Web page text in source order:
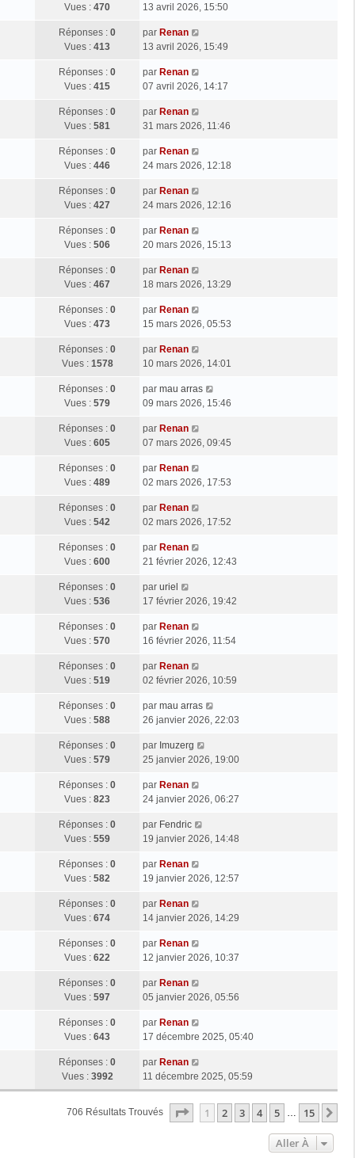
Vues : 470
13 avril 2026, 15:50
Réponses : 0
Vues : 413
par Renan
13 avril 2026, 15:49
Réponses : 0
Vues : 415
par Renan
07 avril 2026, 14:17
Réponses : 0
Vues : 581
par Renan
31 mars 2026, 11:46
Réponses : 0
Vues : 446
par Renan
24 mars 2026, 12:18
Réponses : 0
Vues : 427
par Renan
24 mars 2026, 12:16
Réponses : 0
Vues : 506
par Renan
20 mars 2026, 15:13
Réponses : 0
Vues : 467
par Renan
18 mars 2026, 13:29
Réponses : 0
Vues : 473
par Renan
15 mars 2026, 05:53
Réponses : 0
Vues : 1578
par Renan
10 mars 2026, 14:01
Réponses : 0
Vues : 579
par mau arras
09 mars 2026, 15:46
Réponses : 0
Vues : 605
par Renan
07 mars 2026, 09:45
Réponses : 0
Vues : 489
par Renan
02 mars 2026, 17:53
Réponses : 0
Vues : 542
par Renan
02 mars 2026, 17:52
Réponses : 0
Vues : 600
par Renan
21 février 2026, 12:43
Réponses : 0
Vues : 536
par uriel
17 février 2026, 19:42
Réponses : 0
Vues : 570
par Renan
16 février 2026, 11:54
Réponses : 0
Vues : 519
par Renan
02 février 2026, 10:59
Réponses : 0
Vues : 588
par mau arras
26 janvier 2026, 22:03
Réponses : 0
Vues : 579
par Imuzerg
25 janvier 2026, 19:00
Réponses : 0
Vues : 823
par Renan
24 janvier 2026, 06:27
Réponses : 0
Vues : 559
par Fendric
19 janvier 2026, 14:48
Réponses : 0
Vues : 582
par Renan
19 janvier 2026, 12:57
Réponses : 0
Vues : 674
par Renan
14 janvier 2026, 14:29
Réponses : 0
Vues : 622
par Renan
12 janvier 2026, 10:37
Réponses : 0
Vues : 597
par Renan
05 janvier 2026, 05:56
Réponses : 0
Vues : 643
par Renan
17 décembre 2025, 05:40
Réponses : 0
Vues : 3992
par Renan
11 décembre 2025, 05:59
706 Résultats Trouvés Page Sur15
1 2 3 4 5 … 15
Aller À